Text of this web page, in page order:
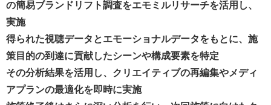
の簡易ブランドリフト調査をエモミルリサーチを活用し、
実施
得られた視聴データとエモーショナルデータをもとに、施
策目的の到達に貢献したシーンや構成要素を特定
その分析結果を活用し、クリエイティブの再編集やメディ
アプランの最適化を即時に実施